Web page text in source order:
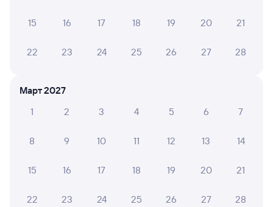
Способы оплаты
Правила работы сервиса
А ещё здесь можно найти
15 16 17 18 19 20 21
22 23 24 25 26 27 28
Март 2027
1
2 3 4 5 6 7
8 9 10 11 12 13 14
15 16 17 18 19 20 21
22 23 24 25 26 27 28